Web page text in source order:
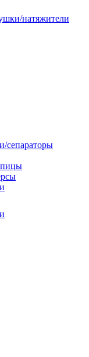
натяжители
сепараторы